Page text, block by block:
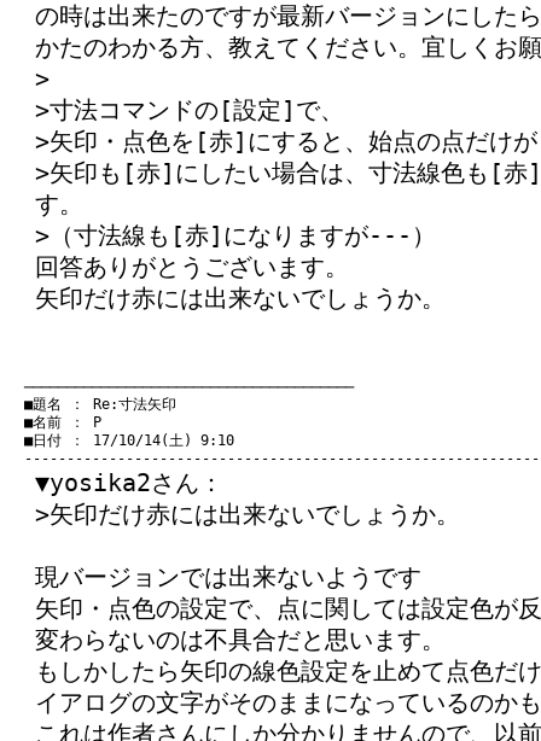
の時は出来たのですが最新バージョンにした
かたのわかる方、教えてください。宜しくお
>
>寸法コマンドの[設定]で、
>矢印・点色を[赤]にすると、始点の点だけ
>矢印も[赤]にしたい場合は、寸法線色も[赤
す。
>（寸法線も[赤]になりますが---）
回答ありがとうございます。
矢印だけ赤には出来ないでしょうか。
───────────────────────────────────────
■題名 ： Re:寸法矢印
■名前 ： P
■日付 ： 17/10/14(土) 9:10
▼yosika2さん：
>矢印だけ赤には出来ないでしょうか。
現バージョンでは出来ないようです
矢印・点色の設定で、点に関しては設定色が
変わらないのは不具合だと思います。
もしかしたら矢印の線色設定を止めて点色だ
イアログの文字がそのままになっているのか
これは作者さんにしか分かりませんので、以